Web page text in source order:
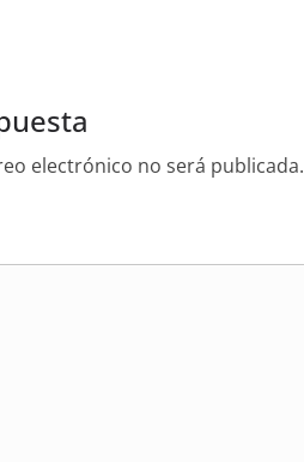
electrónico no será publicada.